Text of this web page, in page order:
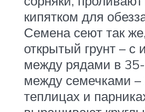
кипятком для
Семена сеют так
открытый грунт – с
между рядами в
между семечками
теплицах и